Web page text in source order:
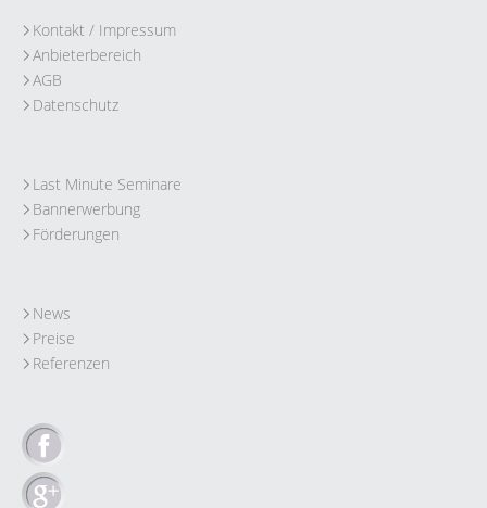
Kontakt / Impressum
Anbieterbereich
AGB
Datenschutz
Last Minute Seminare
Bannerwerbung
Förderungen
News
Preise
Referenzen